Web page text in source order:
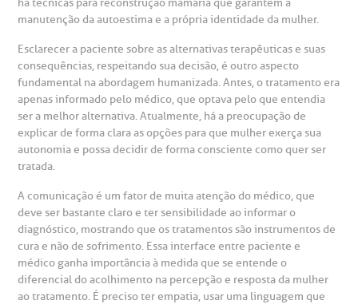
Saiba mais
Endereço:
R. Martiniano de Carvalho, 965
CEP: 01323-001 | Bela Vista
São Paulo - SP
a BP
Conosco
de Benchmarking
Centro de Doenças Autoimunes
de veracidade de atestado
atendimento
Cirurgia
frequentes
há técnicas para reconstrução mamária que garantem a
manutenção da autoestima e a própria identidade da mulher.
Esclarecer a paciente sobre as alternativas terapêuticas e suas
consequências, respeitando sua decisão, é outro aspecto
fundamental na abordagem humanizada. Antes, o tratamento era
apenas informado pelo médico, que optava pelo que entendia
ser a melhor alternativa. Atualmente, há a preocupação de
explicar de forma clara as opções para que mulher exerça sua
autonomia e possa decidir de forma consciente como quer ser
tratada.
A comunicação é um fator de muita atenção do médico, que
deve ser bastante claro e ter sensibilidade ao informar o
diagnóstico, mostrando que os tratamentos são instrumentos de
cura e não de sofrimento. Essa interface entre paciente e
médico ganha importância à medida que se entende o
diferencial do acolhimento na percepção e resposta da mulher
ao tratamento. É preciso ter empatia, usar uma linguagem que